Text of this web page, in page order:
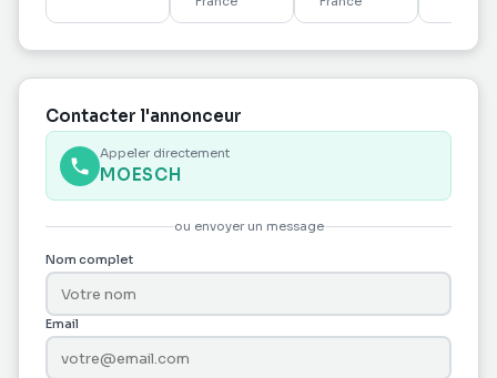
Localisation
à FDF
Contacter l'annonceur
Appeler directement
MOESCH
ou envoyer un message
Nom complet
Email